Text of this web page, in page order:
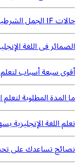
حالات IF الجمل الشرطية في اللغة الإنجليزية
الضمائر فى اللغة
أقوى سبعة أسباب لتعلم
ما المدة المطلوبة لتعلم
تعلم اللغة الإنجليزية
نصائح تساعدك على